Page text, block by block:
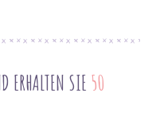
ERHALTEN SIE 50